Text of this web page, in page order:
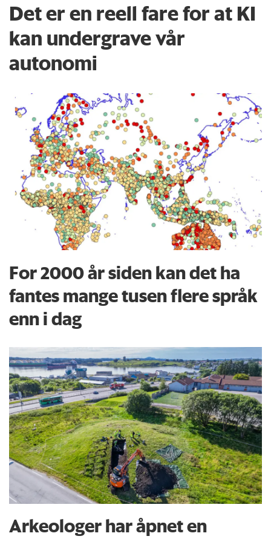
Det er en reell fare for at KI
kan undergrave vår
autonomi
For 2000 år siden kan det ha
fantes mange tusen flere språk
enn i dag
Arkeologer har åpnet en